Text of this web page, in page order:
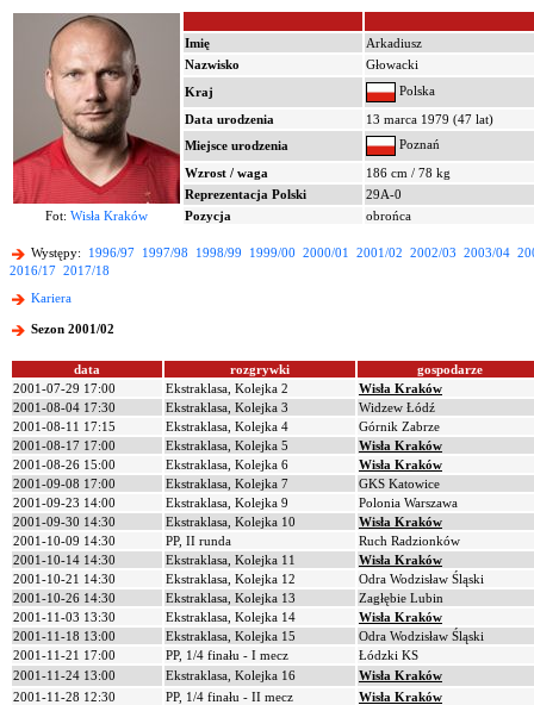
Imię
Arkadiusz
Nazwisko
Głowacki
Kraj
Polska
Data urodzenia
13 marca 1979 (47 lat)
Miejsce urodzenia
Poznań
Wzrost / waga
186 cm / 78 kg
Reprezentacja Polski
29A-0
Fot: Wisła Kraków Pozycja obrońca
Występy: 1996/97 1997/98 1998/99 1999/00 2000/01 2001/02 2002/03 2003/04
2016/17 2017/18
Kariera
Sezon 2001/02
data rozgrywki
gospodarze
2001-07-29 17:00
Ekstraklasa, Kolejka 2
Wisła Kraków
2001-08-04 17:30
Ekstraklasa, Kolejka 3
Widzew Łódź
2001-08-11 17:15
Ekstraklasa, Kolejka 4
Górnik Zabrze
2001-08-17 17:00
Ekstraklasa, Kolejka 5
Wisła Kraków
2001-08-26 15:00
Ekstraklasa, Kolejka 6
Wisła Kraków
2001-09-08 17:00
Ekstraklasa, Kolejka 7
GKS Katowice
2001-09-23 14:00
Ekstraklasa, Kolejka 9
Polonia Warszawa
2001-09-30 14:30
Ekstraklasa, Kolejka 10
Wisła Kraków
2001-10-09 14:30
PP, II runda
Ruch Radzionków
2001-10-14 14:30
Ekstraklasa, Kolejka 11
Wisła Kraków
2001-10-21 14:30
Ekstraklasa, Kolejka 12
Odra Wodzisław Śląski
2001-10-26 14:30
Ekstraklasa, Kolejka 13
Zagłębie Lubin
2001-11-03 13:30
Ekstraklasa, Kolejka 14
Wisła Kraków
2001-11-18 13:00
Ekstraklasa, Kolejka 15
Odra Wodzisław Śląski
2001-11-21 17:00
PP, 1/4 finału - I mecz
Łódzki KS
2001-11-24 13:00
Ekstraklasa, Kolejka 16
Wisła Kraków
2001-11-28 12:30
PP, 1/4 finału - II mecz
Wisła Kraków